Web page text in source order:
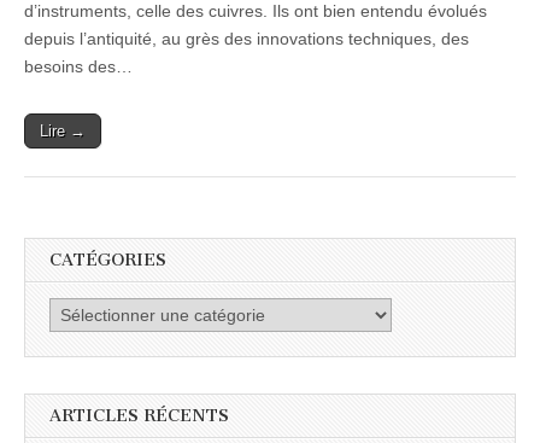
festival
les
d’instruments, celle des cuivres. Ils ont bien entendu évolués
depuis l’antiquité, au grès des innovations techniques, des
besoins des…
Lire →
CATÉGORIES
Catégories
ARTICLES RÉCENTS